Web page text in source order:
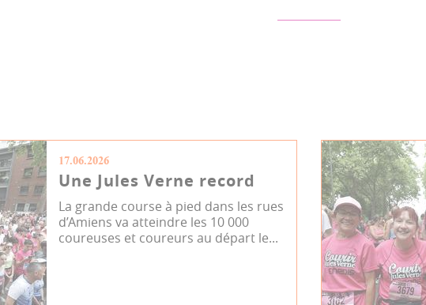
17.06.2026
Une Jules Verne record
La grande course à pied dans les rues
d’Amiens va atteindre les 10 000
coureuses et coureurs au départ le...